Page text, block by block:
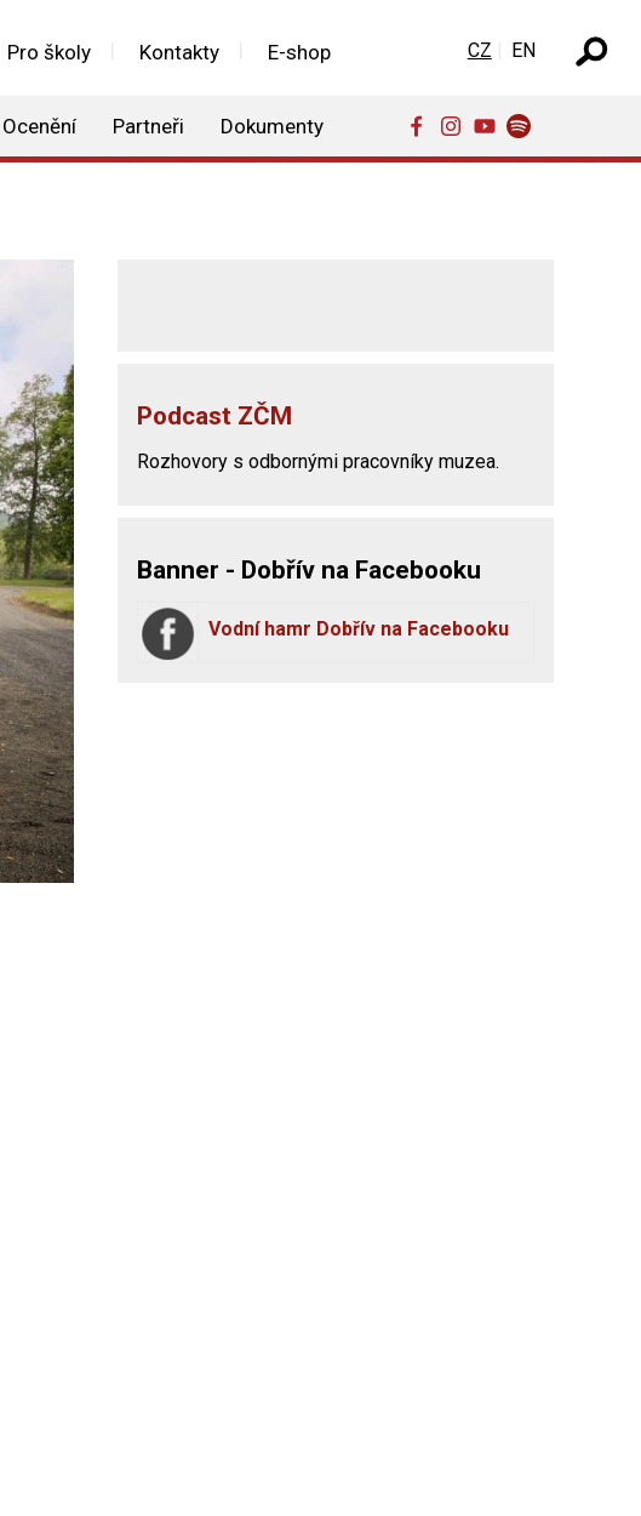
Pro školy Kontakty E-shop
Ocenění Partneři Dokumenty
Zvolte jazyk
CZ EN
Podcast ZČM
Rozhovory s odbornými pracovníky muzea.
Banner - Dobřív na Facebooku
Vodní hamr Dobřív na Facebooku